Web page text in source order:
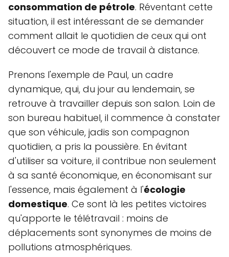
consommation de pétrole. Réventant cette
situation, il est intéressant de se demander
comment allait le quotidien de ceux qui ont
découvert ce mode de travail à distance.
Prenons l'exemple de Paul, un cadre
dynamique, qui, du jour au lendemain, se
retrouve à travailler depuis son salon. Loin de
son bureau habituel, il commence à constater
que son véhicule, jadis son compagnon
quotidien, a pris la poussière. En évitant
d'utiliser sa voiture, il contribue non seulement
à sa santé économique, en économisant sur
l'essence, mais également à l'écologie
domestique. Ce sont là les petites victoires
qu'apporte le télétravail : moins de
déplacements sont synonymes de moins de
pollutions atmosphériques.